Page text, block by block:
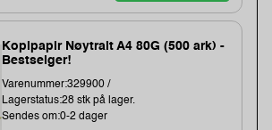
Kopipapir Nøytralt A4 80G (500 ark) -
Bestselger!
Varenummer:329900 /
Lagerstatus:28 stk på lager.
Sendes om:0-2 dager